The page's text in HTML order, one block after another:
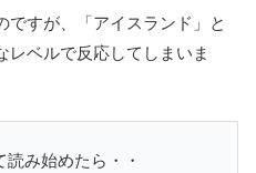
ですが、「アイスランド」と
レベルで反応してしまいま
み始めたら・・